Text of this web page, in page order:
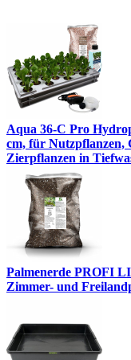
Aqua 36-C Pro
cm, für Nutzpflanzen,
Zierpflanzen in
Palmenerde PROFI
Zimmer- und